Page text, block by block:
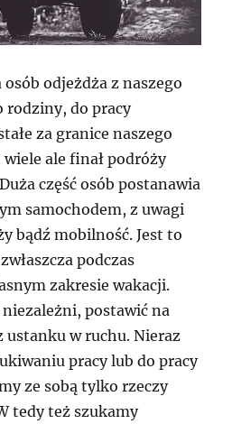
odjeżdża z naszego
rodziny, do pracy
za granice naszego
ale finał podróży
część osób postanawia
samochodem, z uwagi
bądź mobilność. Jest to
podczas
zakresie wakacji.
postawić na
ustanku w ruchu. Nieraz
pracy lub do pracy
ze sobą tylko rzeczy
tedy też szukamy